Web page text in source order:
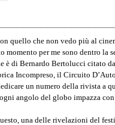
quello che non vedo più al
momento per me sono dentro la
è di Bernardo Bertolucci citato
Incompreso, il Circuito
un numero della rivista a
angolo del globo impazza
una delle rivelazioni del